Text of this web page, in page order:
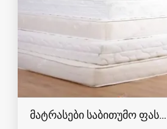
მატრასები საბითუმო ფასად